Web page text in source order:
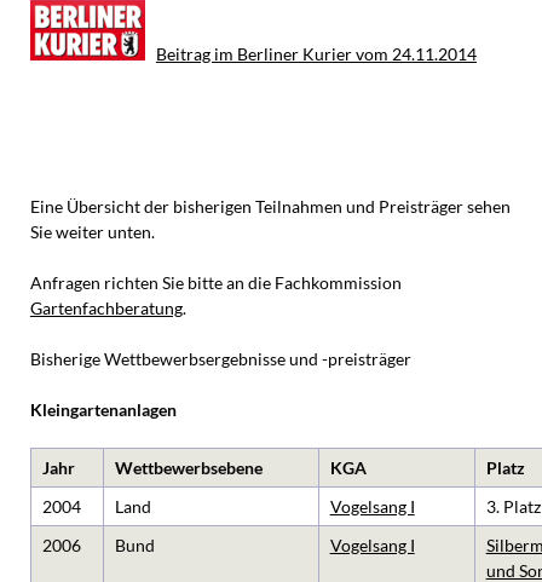
Beitrag im Berliner Kurier vom 24.11.2014
Eine Übersicht der bisherigen Teilnahmen und Preisträger sehen
Sie weiter unten.
Anfragen richten Sie bitte an die Fachkommission
Gartenfachberatung.
Bisherige Wettbewerbsergebnisse und -preisträger
Kleingartenanlagen
Jahr Wettbewerbsebene KGA
Platz
2004
Land Vogelsang I
3. Platz
2006
Bund Vogelsang I
und